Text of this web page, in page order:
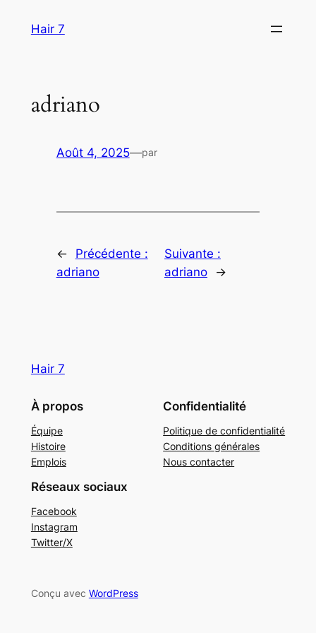
Hair 7
adriano
Août 4, 2025—par
←
Précédente :
adriano
Suivante :
adriano
→
Hair 7
À propos
Équipe
Histoire
Emplois
Confidentialité
Politique de confidentialité
Conditions générales
Nous contacter
Réseaux sociaux
Facebook
Instagram
Twitter/X
Conçu avec WordPress